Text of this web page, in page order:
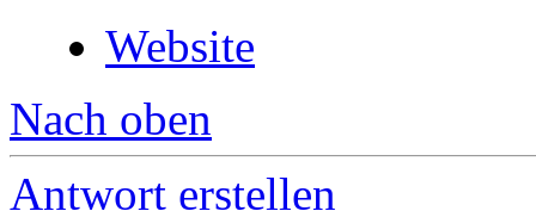
Website
Nach oben
Antwort erstellen